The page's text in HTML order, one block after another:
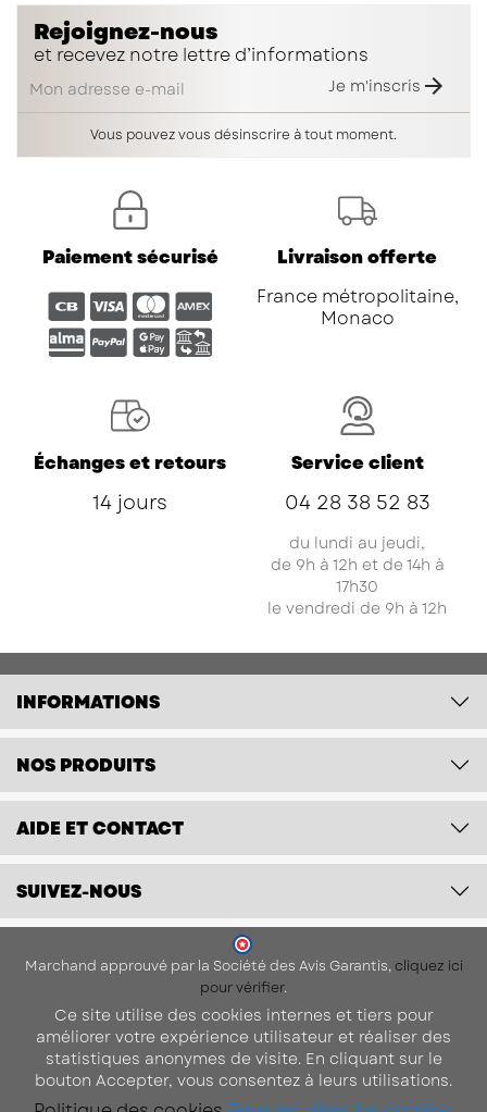
Rejoignez-nous
et recevez notre lettre d’informations
Je m'inscris 
Vous pouvez vous désinscrire à tout moment.
Paiement sécurisé
Livraison offerte
France métropolitaine,
Monaco
Échanges et retours
14 jours
Service client
04 28 38 52 83
du lundi au jeudi,
de 9h à 12h et de 14h à
17h30
le vendredi de 9h à 12h
INFORMATIONS
NOS PRODUITS
AIDE ET CONTACT
SUIVEZ-NOUS
Marchand approuvé par la Société des Avis Garantis,cliquez ici
pour vérifier.
Ce site utilise des cookies internes et tiers pour
améliorer votre expérience utilisateur et réaliser des
statistiques anonymes de visite. En cliquant sur le
bouton Accepter, vous consentez à leurs utilisations.